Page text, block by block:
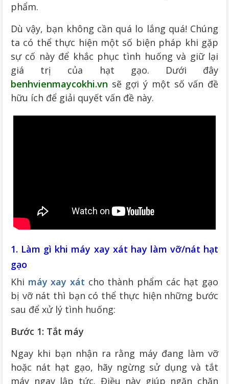
phẩm.
Dù vậy, bạn không cần quá lo lắng quá! Chúng
ta có thể thực hiện một số biện pháp khi gặp
sự cố này để khắc phục tình huống và giữ lại
giá trị của hạt gạo. Dưới đây
benhvienmaycokhi.vn sẽ gợi ý một số vấn đề
hữu ích để giải quyết vấn đề này.
1. Làm gì khi máy xay xát hay làm vỡ/nát hạt
gạo
Khi máy xay xát cho thành phẩm các hạt gạo
bị vỡ nát thì bạn có thể thực hiện những bước
sau để xử lý tình huống:
Bước 1: Tắt máy
Ngay khi bạn nhận ra rằng máy đang làm vỡ
hoặc nát hạt gạo, hãy ngừng sử dụng và tắt
máy ngay lập tức. Điều này giúp ngăn chặn